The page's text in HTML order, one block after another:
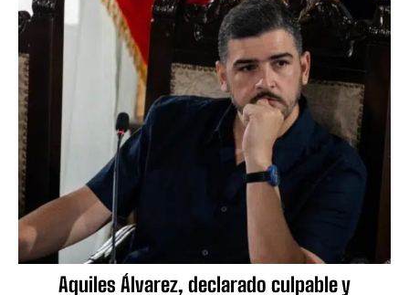
Aquiles Álvarez, declarado culpable y